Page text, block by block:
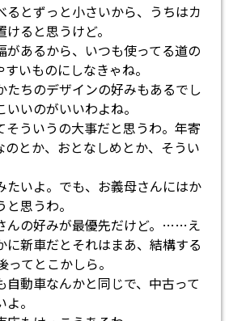
るとずっと小さいから、うちはカ
ると思うけど。
があるから、いつも使ってる道の
いものにしなきゃね。
たちのデザインの好みもあるでし
いのがいいわよね。
そういうの大事だと思うわ。年寄
のとか、おとなしめとか、そうい
たいよ。でも、お義母さんにはか
思うわ。
んの好みが最優先だけど。……え
に新車だとそれはまあ、結構する
てとこかしら。
動車なんかと同じで、中古って
。